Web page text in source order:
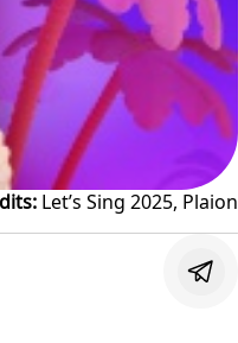
Let’s Sing 2025, Plaion